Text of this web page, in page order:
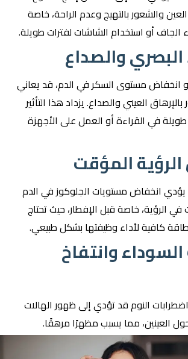
والشعور بالتهيج وعدم الراحة، خاصة
الجاف أو استخدام الشاشات لفترات طويلة.
أو انخفاض مستوى السكر في الدم، قد يعاني
العيني والصداع. يزداد هذا التأثير
طويلة في القراءة أو العمل على الأجهزة
انخفاض مستويات الجلوكوز في الدم
الرؤية، خاصة قبل الإفطار، حيث تحتاج
كافية لأداء وظيفتها بشكل طبيعي.
السوداء وانتفاخ
النوم قد تؤدي إلى ظهور الهالات
العينين، مما يسبب مظهرًا مرهقًا.